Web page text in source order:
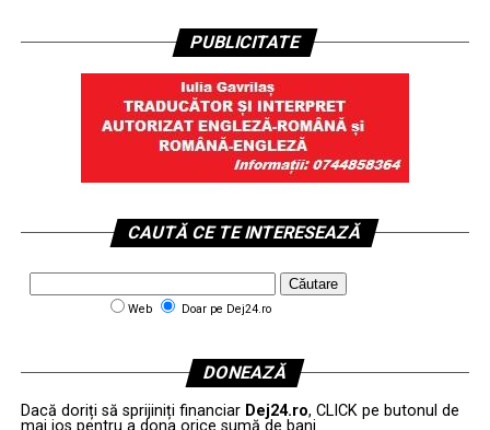
PUBLICITATE
CAUTĂ CE TE INTERESEAZĂ
Web Doar pe Dej24.ro
DONEAZĂ
Dacă doriți să sprijiniți financiar Dej24.ro, CLICK pe butonul de